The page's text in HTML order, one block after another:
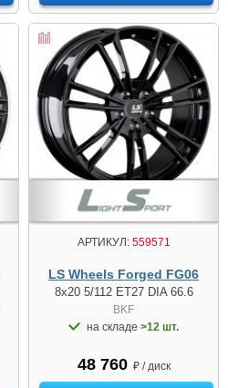
АРТИКУЛ:559571
LS Wheels Forged FG06
8x20 5/112 ET27 DIA 66.6
BKF
на складе >12 шт.
48 760 ₽ / диск